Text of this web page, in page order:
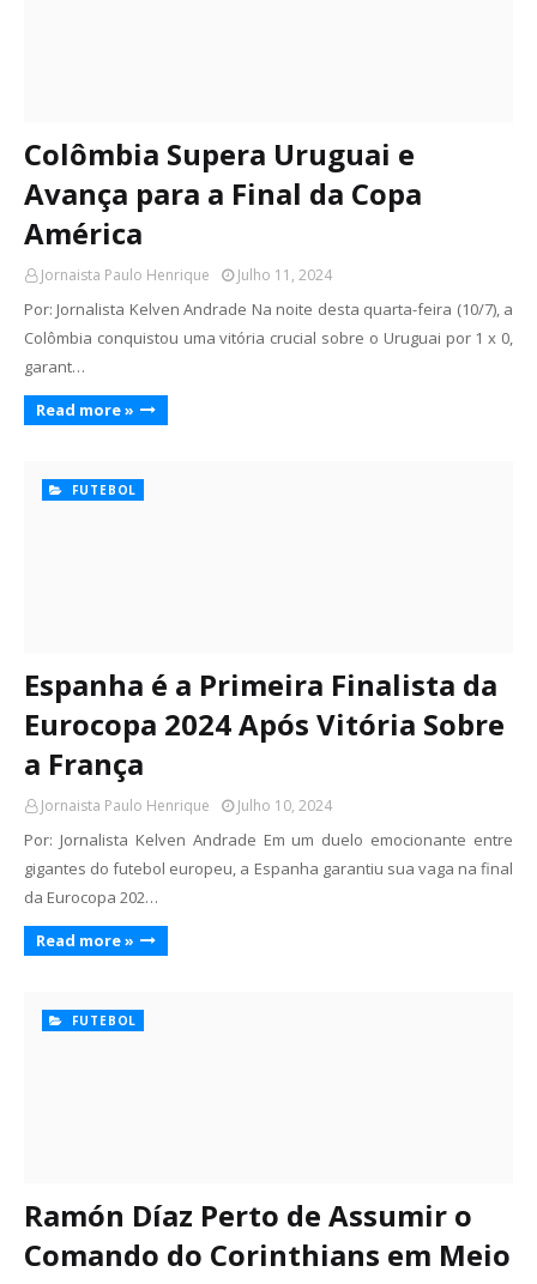
Colômbia Supera Uruguai e
Avança para a Final da Copa
América
Jornaista Paulo Henrique Julho 11, 2024
Por: Jornalista Kelven Andrade Na noite desta quarta-feira (10/7), a
Colômbia conquistou uma vitória crucial sobre o Uruguai por 1 x 0,
garant…
Read more »
FUTEBOL
Espanha é a Primeira Finalista da
Eurocopa 2024 Após Vitória Sobre
a França
Jornaista Paulo Henrique Julho 10, 2024
Por: Jornalista Kelven Andrade Em um duelo emocionante entre
gigantes do futebol europeu, a Espanha garantiu sua vaga na final
da Eurocopa 202…
Read more »
FUTEBOL
Ramón Díaz Perto de Assumir o
Comando do Corinthians em Meio